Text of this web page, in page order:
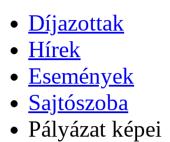
Díjazottak
Hírek
Események
Sajtószoba
Pályázat képei